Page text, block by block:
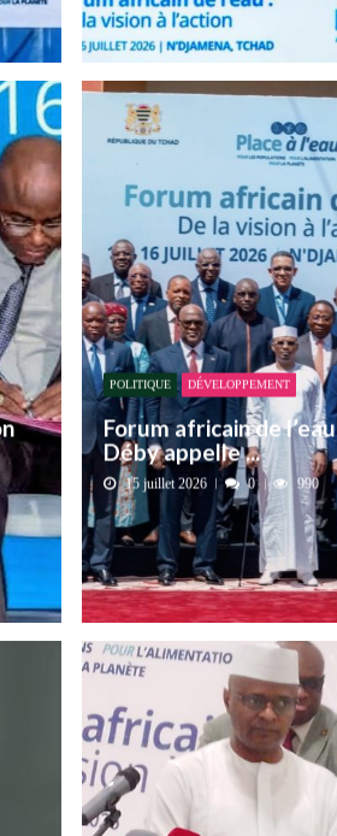
POLITIQUE DÉVELOPPEMENT
Forum africain de
Déby appelle ...
15 juillet 2026 0 990